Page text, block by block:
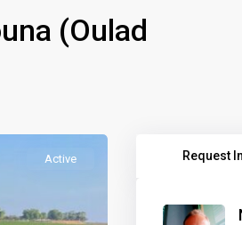
(Oulad
Active Request